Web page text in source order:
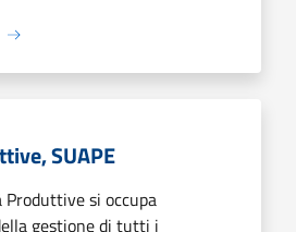
SUAPE
si occupa
gestione di tutti i